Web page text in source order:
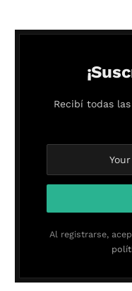
Recibí todas
Al registrarse,